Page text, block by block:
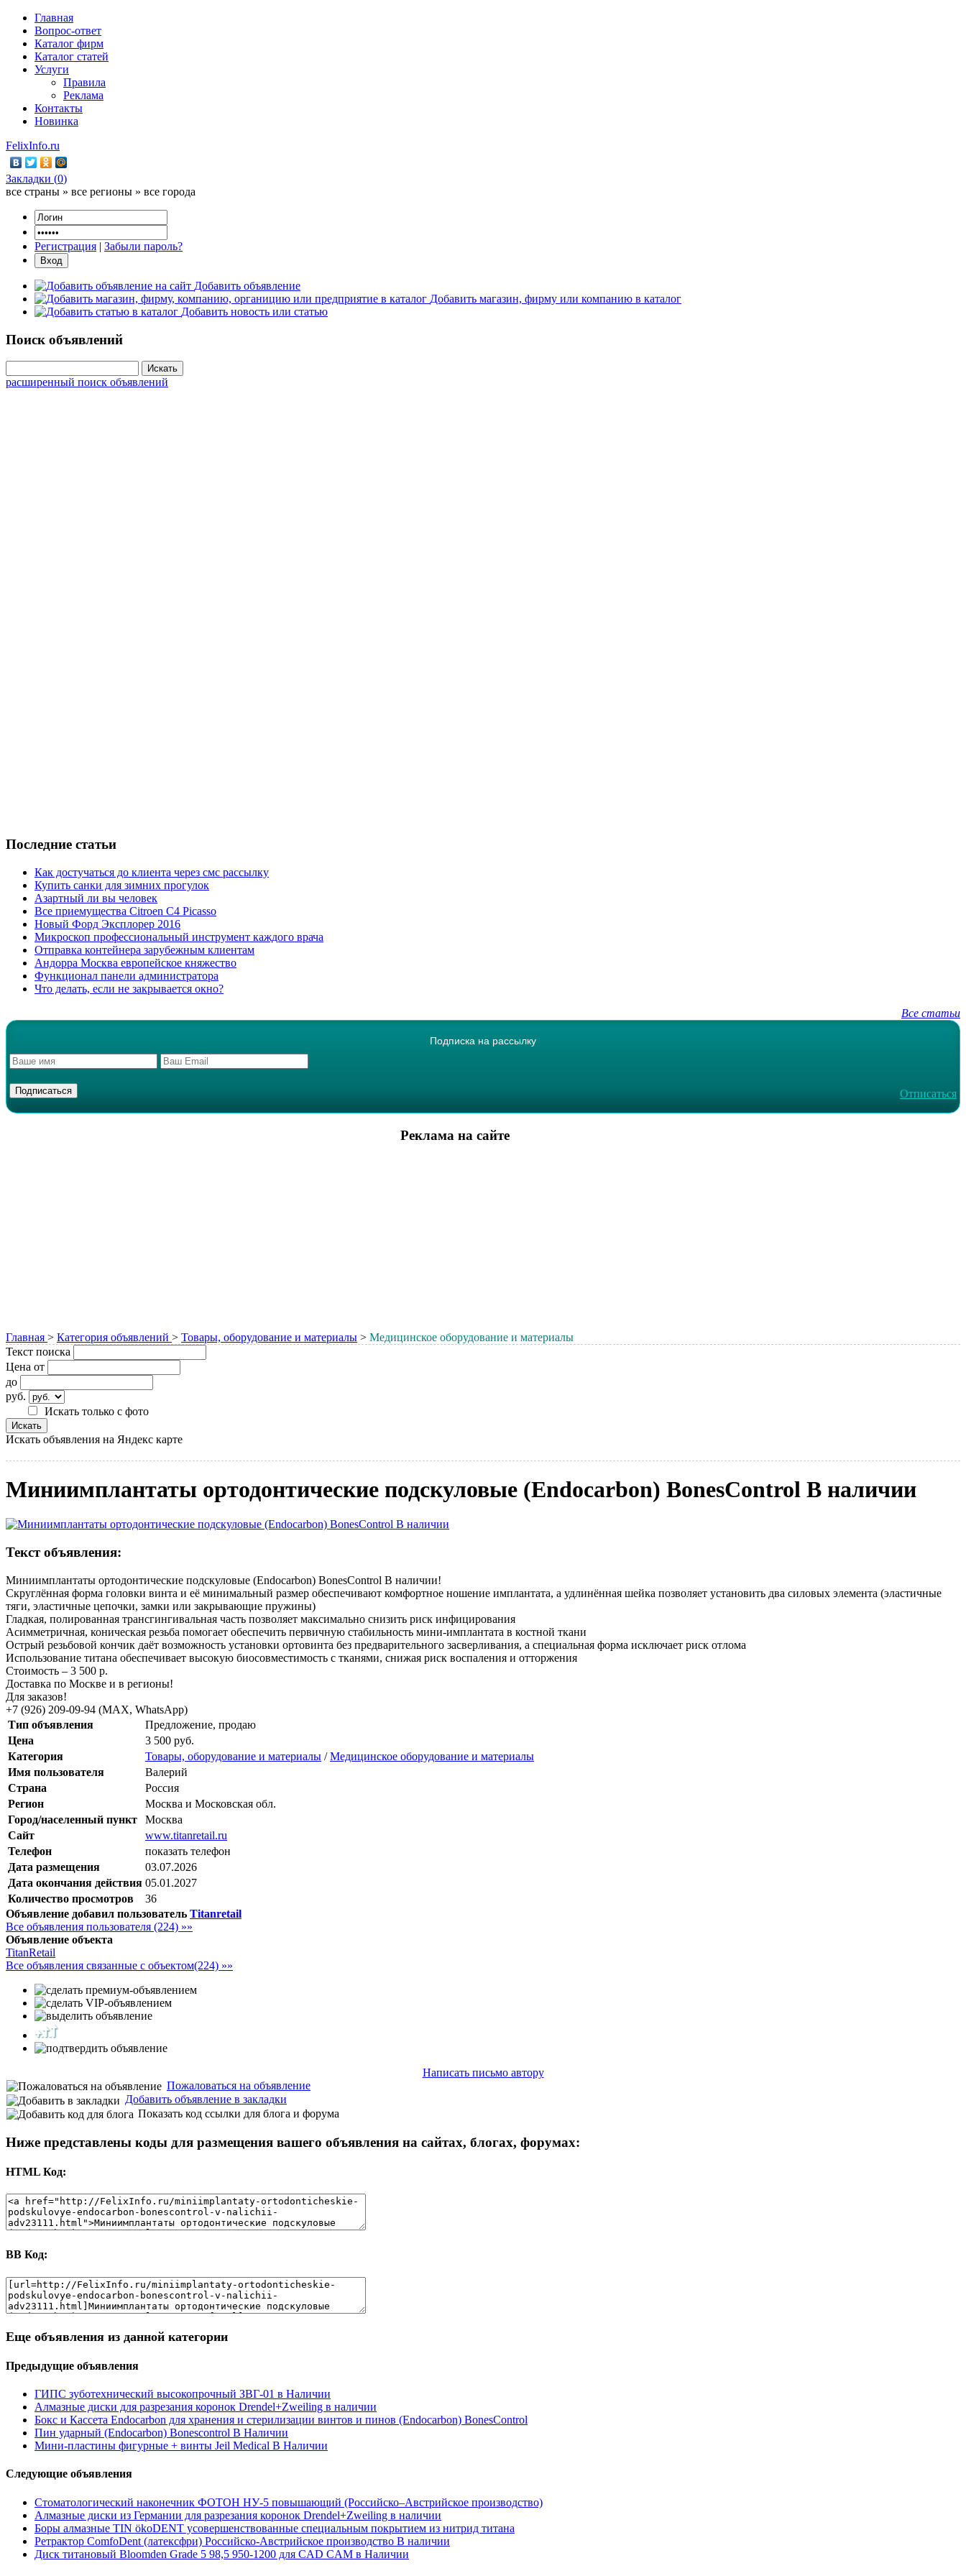
Главная
Вопрос-ответ
Каталог фирм
Каталог статей
Услуги
Правила
Реклама
Контакты
Новинка
FelixInfo.ru
Закладки (0)
все страны » все регионы » все города
Регистрация | Забыли пароль?
Добавить объявление
Добавить магазин, фирму или компанию в каталог
Добавить новость или статью
Поиск объявлений
расширенный поиск объявлений
Последние статьи
Как достучаться до клиента через смс рассылку
Купить санки для зимних прогулок
Азартный ли вы человек
Все приемущества Сitroen C4 Picasso
Новый Форд Эксплорер 2016
Микроскоп профессиональный инструмент каждого врача
Отправка контейнера зарубежным клиентам
Андорра Москва европейское княжество
Функционал панели администратора
Что делать, если не закрывается окно?
Все статьи
Подписка на рассылку
Отписаться
Реклама на сайте
Главная > Категория объявлений > Товары, оборудование и материалы > Медицинское оборудование и материалы
Текст поиска
Цена от
до
руб.
Искать только с фото
Искать объявления на Яндекс карте
Миниимплантаты ортодонтические подскуловые (Endocarbon) BonesControl В наличии
Текст объявления:
Миниимплантаты ортодонтические подскуловые (Endocarbon) BonesControl В наличии!
Скруглённая форма головки винта и её минимальный размер обеспечивают комфортное ношение имплантата, а удлинённая шейка позволяет установить два силовых элемента (эластичные
тяги, эластичные цепочки, замки или закрывающие пружины)
Гладкая, полированная трансгингивальная часть позволяет максимально снизить риск инфицирования
Асимметричная, коническая резьба помогает обеспечить первичную стабильность мини-имплантата в костной ткани
Острый резьбовой кончик даёт возможность установки ортовинта без предварительного засверливания, а специальная форма исключает риск отлома
Использование титана обеспечивает высокую биосовместимость с тканями, снижая риск воспаления и отторжения
Стоимость – 3 500 р.
Доставка по Москве и в регионы!
Для заказов!
+7 (926) 209-09-94 (МАХ, WhatsApp)
Тип объявления
Предложение, продаю
Цена
3 500 руб.
Категория
Товары, оборудование и материалы /Медицинское оборудование и материалы
Имя пользователя
Валерий
Страна
Россия
Регион
Москва и Московская обл.
Город/населенный пункт
Москва
Сайт
www.titanretail.ru
Телефон
показать телефон
Дата размещения
03.07.2026
Дата окончания действия 05.01.2027
Количество просмотров
36
Объявление добавил пользователь Titanretail
Все объявления пользователя (224) »»
Объявление объекта
TitanRetail
Все объявления связанные с объектом(224) »»
Написать письмо автору
Пожаловаться на объявление
Добавить объявление в закладки
Показать код ссылки для блога и форума
Ниже представлены коды для размещения вашего объявления на сайтах, блогах, форумах:
HTML Код:
BB Код:
Еще объявления из данной категории
Предыдущие объявления
ГИПС зуботехнический высокопрочный ЗВГ-01 в Наличии
Алмазные диски для разрезания коронок Drendel+Zweiling в наличии
Бокс и Кассета Endocarbon для хранения и стерилизации винтов и пинов (Endocarbon) BonesControl
Пин ударный (Endocarbon) Bonescontrol В Наличии
Мини-пластины фигурные + винты Jeil Medical В Наличии
Следующие объявления
Стоматологический наконечник ФОТОН НУ-5 повышающий (Российско–Австрийское производство)
Алмазные диски из Германии для разрезания коронок Drendel+Zweiling в наличии
Боры алмазные TIN ökoDENT усовершенствованные специальным покрытием из нитрид титана
Ретрактор ComfoDent (латексфри) Российско-Австрийское производство В наличии
Диск титановый Bloomden Grade 5 98,5 950-1200 для CAD CAM в Наличии